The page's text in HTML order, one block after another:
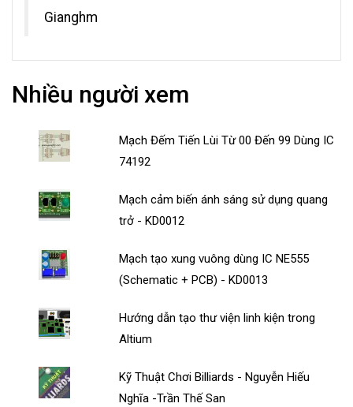
Gianghm
Nhiều người xem
Mạch Đếm Tiến Lùi Từ 00 Đến 99 Dùng IC
74192
Mạch cảm biến ánh sáng sử dụng quang
trở - KD0012
Mạch tạo xung vuông dùng IC NE555
(Schematic + PCB) - KD0013
Hướng dẫn tạo thư viện linh kiện trong
Altium
Kỹ Thuật Chơi Billiards - Nguyễn Hiếu
Nghĩa -Trần Thế San